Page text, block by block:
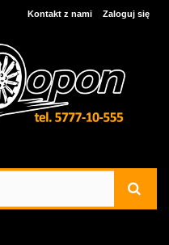
Zaloguj się
Kontakt z nami